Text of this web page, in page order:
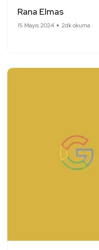
Rana Elmas
15 Mayıs 2024 2dk okuma